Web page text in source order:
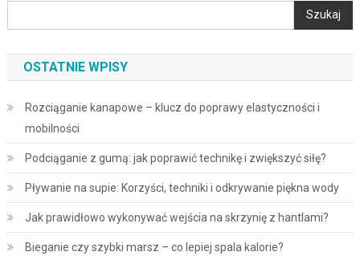
Szukaj
OSTATNIE WPISY
Rozciąganie kanapowe – klucz do poprawy elastyczności i
mobilności
Podciąganie z gumą: jak poprawić technikę i zwiększyć siłę?
Pływanie na supie: Korzyści, techniki i odkrywanie piękna wody
Jak prawidłowo wykonywać wejścia na skrzynię z hantlami?
Bieganie czy szybki marsz – co lepiej spala kalorie?